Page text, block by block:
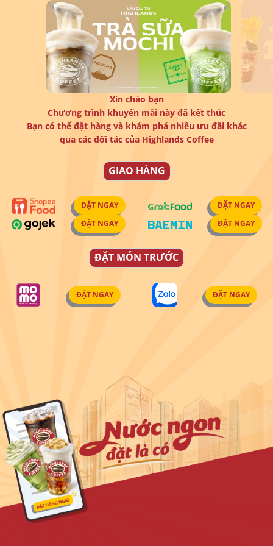
Xin chào bạn
Chương trình khuyến mãi này đã kết thúc
Bạn có thể đặt hàng và khám phá nhiều ưu đãi khác
qua các đối tác của Highlands Coffee
GIAO HÀNG
ĐẶT NGAY
ĐẶT NGAY
ĐẶT NGAY
ĐẶT NGAY
ĐẶT MÓN TRƯỚC
ĐẶT NGAY ĐẶT NGAY